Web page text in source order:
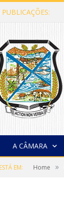
A CÂMARA
EM: Home »